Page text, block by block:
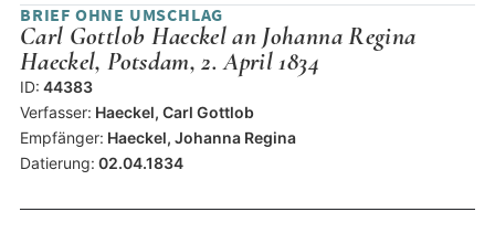
BRIEF OHNE UMSCHLAG
Carl Gottlob Haeckel an Johanna Regina
Haeckel, Potsdam, 2. April 1834
ID: 44383
Verfasser: Haeckel, Carl Gottlob
Empfänger: Haeckel, Johanna Regina
Datierung: 02.04.1834